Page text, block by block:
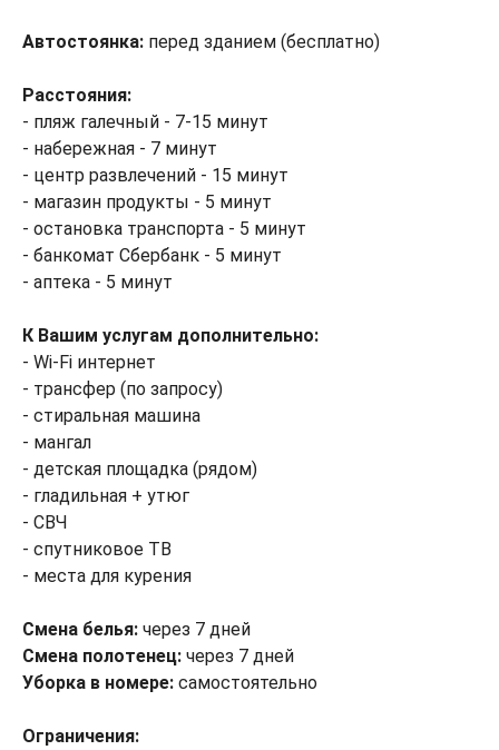
Автостоянка: перед зданием (бесплатно)
Расстояния:
- пляж галечный - 7-15 минут
- набережная - 7 минут
- центр развлечений - 15 минут
- магазин продукты - 5 минут
- остановка транспорта - 5 минут
- банкомат Сбербанк - 5 минут
- аптека - 5 минут
К Вашим услугам дополнительно:
- Wi-Fi интернет
- трансфер (по запросу)
- стиральная машина
- мангал
- детская площадка (рядом)
- гладильная + утюг
- СВЧ
- спутниковое ТВ
- места для курения
Смена белья: через 7 дней
Смена полотенец: через 7 дней
Уборка в номере: самостоятельно
Ограничения: